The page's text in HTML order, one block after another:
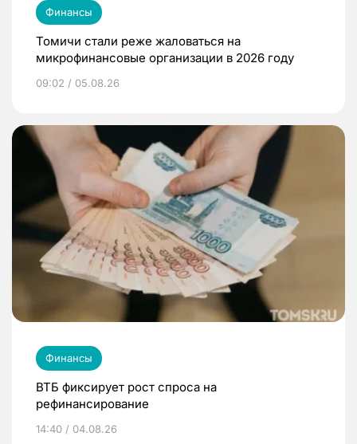
Финансы
Томичи стали реже жаловаться на
микрофинансовые организации в 2026 году
09:02 / 05.08.26
Финансы
ВТБ фиксирует рост спроса на
рефинансирование
14:40 / 04.08.26